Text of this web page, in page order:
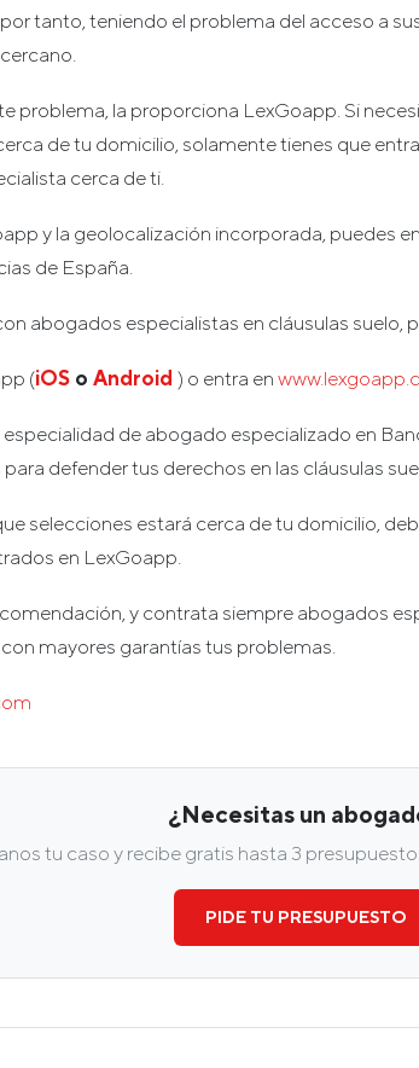
tanto, teniendo el problema del acceso a
problema, la proporciona LexGoapp. Si
de tu domicilio, solamente tienes que
cerca de ti.
y la geolocalización incorporada, puedes
de España.
abogados especialistas en cláusulas suelo,
(iOS o Android ) o entra en
especialidad de abogado especializado en
defender tus derechos en las cláusulas
selecciones estará cerca de tu domicilio,
en LexGoapp.
y contrata siempre abogados
mayores garantías tus problemas.
¿Necesitas un
tu caso y recibe gratis hasta 3
PIDE TU PRESUPUESTO